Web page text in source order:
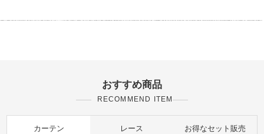
おすすめ商品
RECOMMEND ITEM
カーテン レース お得なセット販売